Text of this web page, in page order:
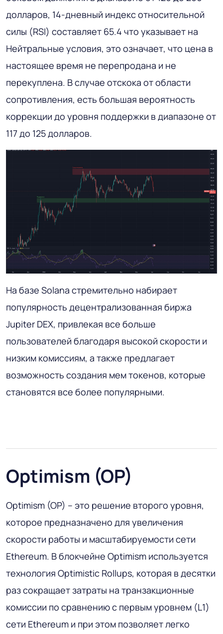
долларов, 14-дневный индекс относительной
силы (RSI) составляет 65.4 что указывает на
Нейтральные условия, это означает, что цена в
настоящее время не перепродана и не
перекуплена. В случае отскока от области
сопротивления, есть большая вероятность
коррекции до уровня поддержки в диапазоне от
117 до 125 долларов.
На базе Solana стремительно набирает
популярность децентрализованная биржа
Jupiter DEX, привлекая все больше
пользователей благодаря высокой скорости и
низким комиссиям, а также предлагает
возможность создания мем токенов, которые
становятся все более популярными.
Optimism (OP)
Optimism (OP) – это решение второго уровня,
которое предназначено для увеличения
скорости работы и масштабируемости сети
Ethereum. В блокчейне Optimism используется
технология Optimistic Rollups, которая в десятки
раз сокращает затраты на транзакционные
комиссии по сравнению с первым уровнем (L1)
сети Ethereum и при этом позволяет легко